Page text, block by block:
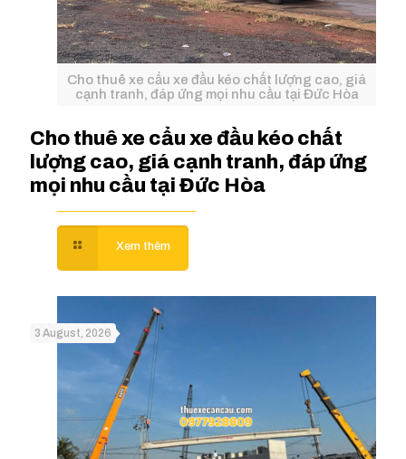
Cho thuê xe cẩu xe đầu kéo chất lượng cao, giá
cạnh tranh, đáp ứng mọi nhu cầu tại Đức Hòa
Cho thuê xe cẩu xe đầu kéo chất
lượng cao, giá cạnh tranh, đáp ứng
mọi nhu cầu tại Đức Hòa
3 August, 2026